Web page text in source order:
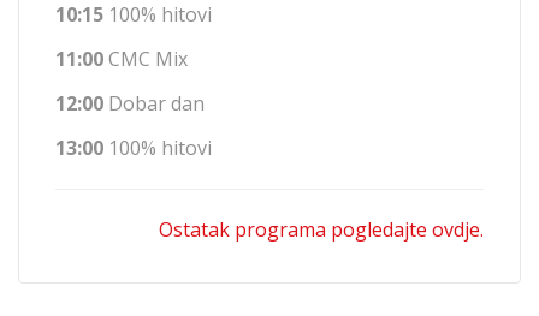
10:15 100% hitovi
11:00CMC Mix
12:00 Dobar dan
13:00 100% hitovi
Ostatak programa pogledajte ovdje.